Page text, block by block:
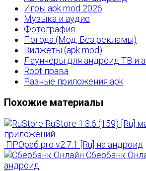
Игры apk mod 2026
Музыка и аудио
Фотография
Погода (Мод, Без рекламы)
Виджеты (apk mod)
Лаунчеры для андроид ТВ и
Root права
Разные приложения apk
Похожие материалы
RuStore 1.3.6 (159) [Ru]
приложений
ПРОраб pro v2.7.1 [Ru] на андроид
Сбербанк
андроид